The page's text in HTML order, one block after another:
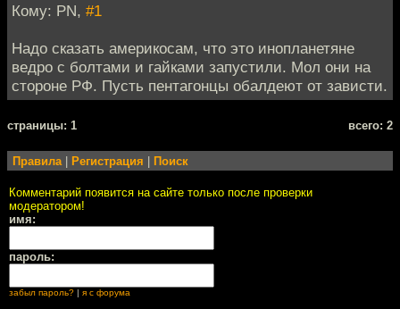
Кому: PN, #1
Надо сказать америкосам, что это инопланетяне
ведро с болтами и гайками запустили. Мол они на
стороне РФ. Пусть пентагонцы обалдеют от зависти.
cтраницы: 1 всего: 2
Правила | Регистрация | Поиск
Комментарий появится на сайте только после проверки
модератором!
имя:
пароль:
забыл пароль? | я с форума